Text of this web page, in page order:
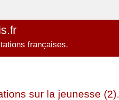
françaises.
sur la jeunesse (2).